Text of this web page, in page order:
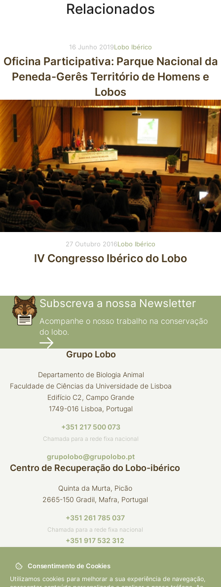
Relacionados
16 Junho 2019Lobo Ibérico
Oficina Participativa: Parque Nacional da
Peneda-Gerês Território de Homens e
Lobos
27 Outubro 2016Lobo Ibérico
IV Congresso Ibérico do Lobo
Subscreva a nossa Newsletter
Acompanhe o nosso trabalho na conservação
do lobo.
Grupo Lobo
Departamento de Biologia Animal
Faculdade de Ciências da Universidade de Lisboa
Edifício C2, Campo Grande
1749-016 Lisboa, Portugal
+351 217 500 073
Chamada para a rede fixa nacional
grupolobo@grupolobo.pt
Centro de Recuperação do Lobo-ibérico
Quinta da Murta, Picão
2665-150 Gradil, Mafra, Portugal
+351 261 785 037
Chamada para a rede fixa nacional
+351 917 532 312
crli@grupolobo.pt
Consentimento de Cookies
Utilizamos cookies para melhorar a sua experiência de navegação,